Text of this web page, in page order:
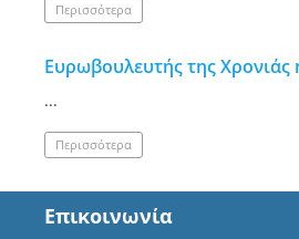
Περισσότερα
Ευρωβουλευτής της
...
Περισσότερα
Επικοινωνία